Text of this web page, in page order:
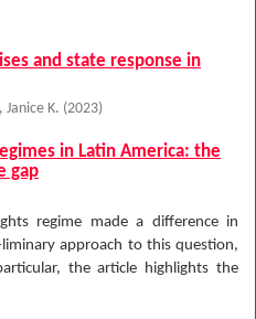
and state response in
Janice K. (2023)
in Latin America: the
gap
regime made a difference in
approach to this question,
the article highlights the